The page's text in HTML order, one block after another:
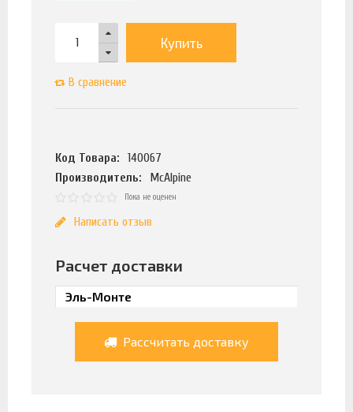
Купить
В сравнение
Код Товара:
140067
Производитель:
McAlpine
Пока не оценен
Написать отзыв
Расчет доставки
Рассчитать доставку